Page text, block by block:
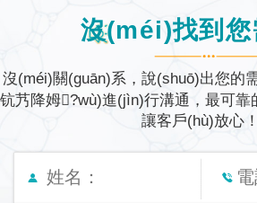
沒(méi)找到您需
沒(méi)關(guān)系，說(shuō)出您的
钪艿降姆?wù)進(jìn)行溝通， 最可靠
讓客戶(hù)放心！